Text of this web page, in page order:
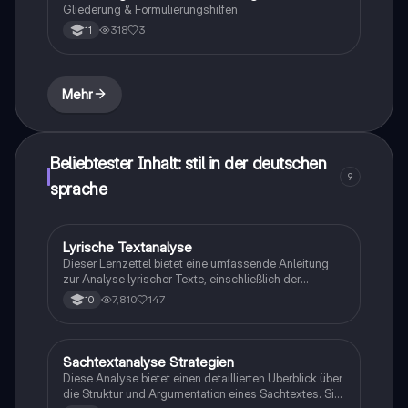
Gliederung & Formulierungshilfen
11 318 3
Mehr
Beliebtester Inhalt: stil in der deutschen
sprache
9
Deutsch
Lyrische Textanalyse
Dieser Lernzettel bietet eine umfassende Anleitung
zur Analyse lyrischer Texte, einschließlich der
Untersuchung von Metrum, Reimschema und
sprachlichen Mitteln. Er behandelt verschiedene
sowie zur Interpretation von Gedichten und anderen
literarischen Texten. Ideal für Schüler, die sich auf
Prüfungen vorbereiten.
10 7,810 147
Deutsch
Sachtextanalyse Strategien
Diese Analyse bietet einen detaillierten Überblick über
die Struktur und Argumentation eines Sachtextes. Sie